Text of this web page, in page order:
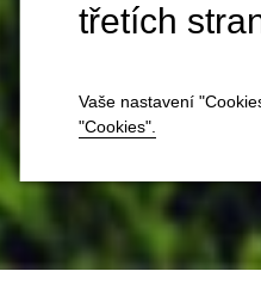
třetích
Vaše nastavení
"Cookies".